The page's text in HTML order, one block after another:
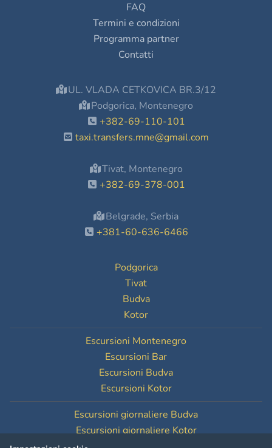
FAQ
Termini e condizioni
Programma partner
Contatti
UL. VLADA CETKOVICA BR.3/12
Podgorica, Montenegro
+382-69-110-101
taxi.transfers.mne@gmail.com
Tivat, Montenegro
+382-69-378-001
Belgrade, Serbia
+381-60-636-6466
Podgorica
Tivat
Budva
Kotor
Escursioni Montenegro
Escursioni Bar
Escursioni Budva
Escursioni Kotor
Escursioni giornaliere Budva
Escursioni giornaliere Kotor